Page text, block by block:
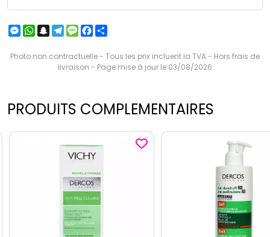
Messenger
WhatsApp
Snapchat
Telegram
MessageFacebook
Photo non contractuelle - Tous les prix incluent la TVA - Hors frais de
livraison - Page mise à jour le 03/08/2026
PRODUITS COMPLEMENTAIRES